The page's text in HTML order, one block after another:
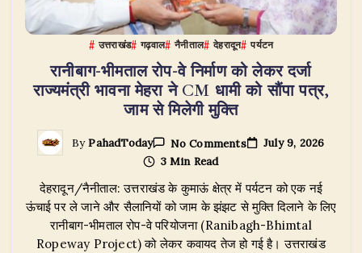
उत्तराखंड गढ़वाल नैनीताल देहरादून पर्यटन
रानीबाग-भीमताल रोप-वे निर्माण को लेकर दर्जा
राज्यमंत्री भावना मेहरा ने CM धामी को सौंपा पत्र,
जाम से मिलेगी मुक्ति
ByPahadToday No CommentsOn
रानीबाग-
रोप-
वे
निर्माण
को
लेकर
दर्जा
July 9, 2026
3 Min Read
देहरादून/नैनीताल: उत्तराखंड के कुमाऊं क्षेत्र में पर्यटन को एक नई
ऊंचाई पर ले जाने और सैलानियों को जाम के झंझट से मुक्ति दिलाने के लिए
रानीबाग-भीमताल रोप-वे परियोजना (Ranibagh-Bhimtal
Ropeway Project) को लेकर कवायद तेज हो गई है। उत्तराखंड